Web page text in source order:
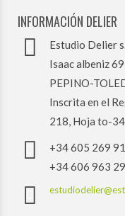
INFORMACIÓN DELIER
Estudio Delier
Isaac albeniz
PEPINO-
Inscrita en el
218, Hoja to-
+34 605 269
+34 606 963